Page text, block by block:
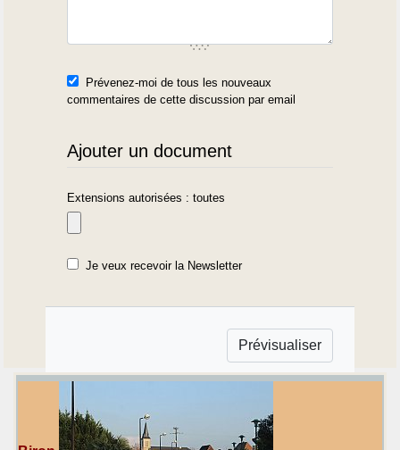
Prévenez-moi de tous les nouveaux
commentaires de cette discussion par email
Ajouter un document
Extensions autorisées : toutes
Je veux recevoir la Newsletter